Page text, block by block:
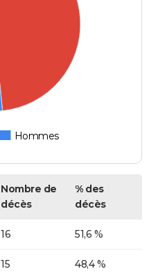
Hommes
Nombre de
décès
% des
décès
16 51,6 %
15 48,4 %